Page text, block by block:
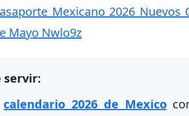
Mexicano 2026 Nuevos
Mayo Nwlo9z
servir:
calendario 2026 de Mexico